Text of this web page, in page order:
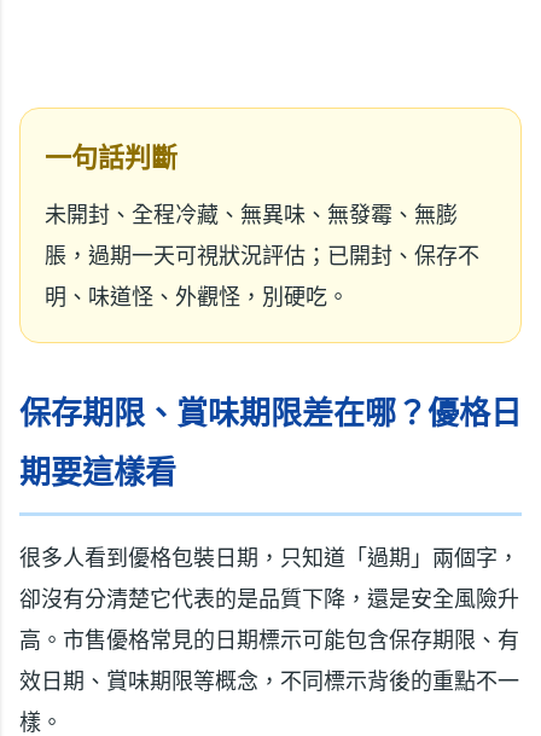
一句話判斷
未開封、全程冷藏、無異味、無發霉、無膨
脹，過期一天可視狀況評估；已開封、保存不
明、味道怪、外觀怪，別硬吃。
保存期限、賞味期限差在哪？優格日
期要這樣看
很多人看到優格包裝日期，只知道「過期」兩個字，
卻沒有分清楚它代表的是品質下降，還是安全風險升
高。市售優格常見的日期標示可能包含保存期限、有
效日期、賞味期限等概念，不同標示背後的重點不一
樣。